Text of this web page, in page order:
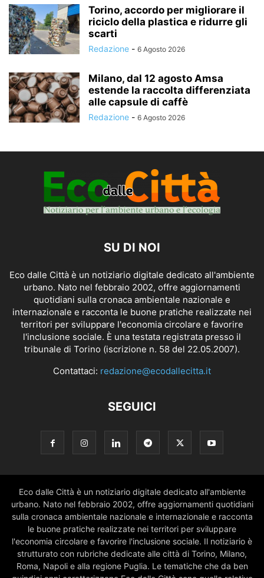
Torino, accordo per migliorare il
riciclo della plastica e ridurre gli
scarti
Redazione - 6 Agosto 2026
Milano, dal 12 agosto Amsa
estende la raccolta differenziata
alle capsule di caffè
Redazione - 6 Agosto 2026
SU DI NOI
Eco dalle Città è un notiziario digitale dedicato all'ambiente
urbano. Nato nel febbraio 2002, offre aggiornamenti
quotidiani sulla cronaca ambientale nazionale e
internazionale e racconta le buone pratiche realizzate nei
territori per sviluppare l'economia circolare e favorire
l'inclusione sociale. È una testata registrata presso il
tribunale di Torino (iscrizione n. 58 del 22.05.2007).
Contattaci: redazione@ecodallecitta.it
SEGUICI
Eco dalle Città è un notiziario digitale dedicato all'ambiente
urbano. Nato nel febbraio 2002, offre aggiornamenti quotidiani
sulla cronaca ambientale nazionale e internazionale e racconta
le buone pratiche realizzate nei territori per sviluppare
l'economia circolare e favorire l'inclusione sociale. Il notiziario è
strutturato con rubriche dedicate alle città di Torino, Milano,
Roma, Napoli e alla regione Puglia. Le tematiche che da ben